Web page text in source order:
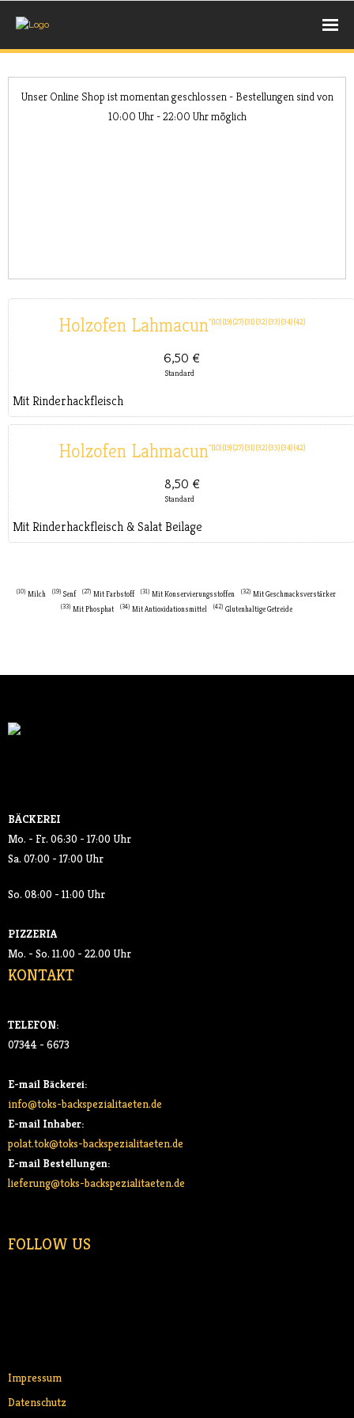
- PIDE
GETRÄNKE
- SOFTDRINKS
Unser Online Shop ist momentan geschlossen - Bestellungen sind von
10:00 Uhr - 22:00 Uhr möglich
Holzofen Lahmacun 10 19 27 31 32 33 34 42
6,50 €
Standard
Mit Rinderhackfleisch
Holzofen Lahmacun 10 19 27 31 32 33 34 42
8,50 €
Standard
Mit Rinderhackfleisch & Salat Beilage
10 Milch 19 Senf 27 Mit Farbstoff 31 Mit Konservierungsstoffen 32 Mit Geschmacksverstärker
33 Mit Phosphat 34 Mit Antioxidationsmittel 42 Glutenhaltige Getreide
BÄCKEREI
Mo. - Fr. 06:30 - 17:00 Uhr
Sa. 07:00 - 17:00 Uhr
So. 08:00 - 11:00 Uhr
PIZZERIA
Mo. - So. 11.00 - 22.00 Uhr
KONTAKT
TELEFON:
07344 - 6673
E-mail Bäckerei:
info@toks-backspezialitaeten.de
E-mail Inhaber:
polat.tok@toks-backspezialitaeten.de
E-mail Bestellungen:
lieferung@toks-backspezialitaeten.de
FOLLOW US
Impressum
Datenschutz